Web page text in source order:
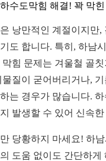
수도막힘 해결! 꽉 막
낭만적인 계절이지만
도 합니다. 특히, 하남
막힘 문제는 겨울철 골
물질이 굳어버리거나,
는 경우가 많습니다.
발생할 수 있어 신속
당황하지 마세요! 하
도움 없이도 간단하게